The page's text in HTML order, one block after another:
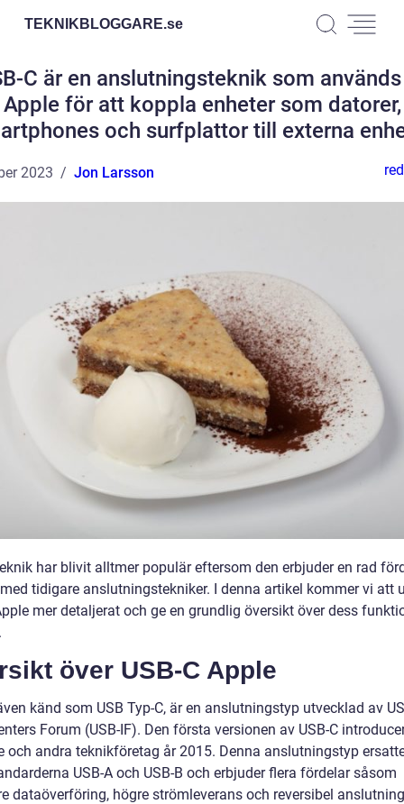
TEKNIKBLOGGARE.se
C är en anslutningsteknik som
Apple för att koppla enheter som datorer,
och surfplattor till externa
2023 Jon Larsson
har blivit alltmer populär eftersom den erbjuder en rad
tidigare anslutningstekniker. I denna artikel kommer vi att
mer detaljerat och ge en grundlig översikt över dess
över USB-C Apple
känd som USB Typ-C, är en anslutningstyp utvecklad av
Forum (USB-IF). Den första versionen av USB-C
och andra teknikföretag år 2015. Denna anslutningstyp
USB-A och USB-B och erbjuder flera fördelar såsom
dataöverföring, högre strömleverans och reversibel